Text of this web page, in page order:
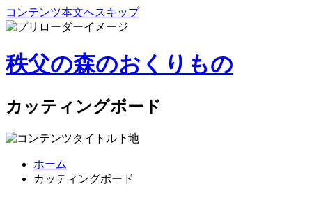
コンテンツ本文へスキップ
秩父の森のおくりもの
カッティングボード
ホーム
カッティングボード